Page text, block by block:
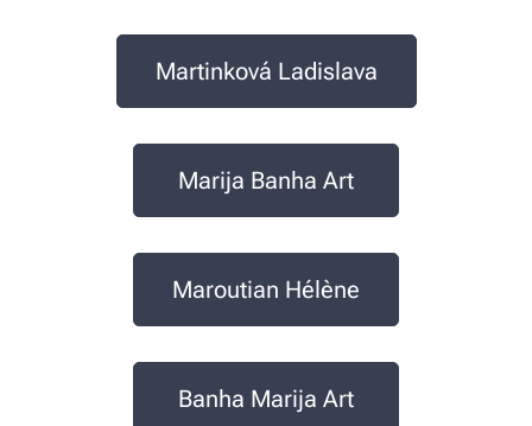
Martinková Ladislava
Marija Banha Art
Maroutian Hélène
Banha Marija Art